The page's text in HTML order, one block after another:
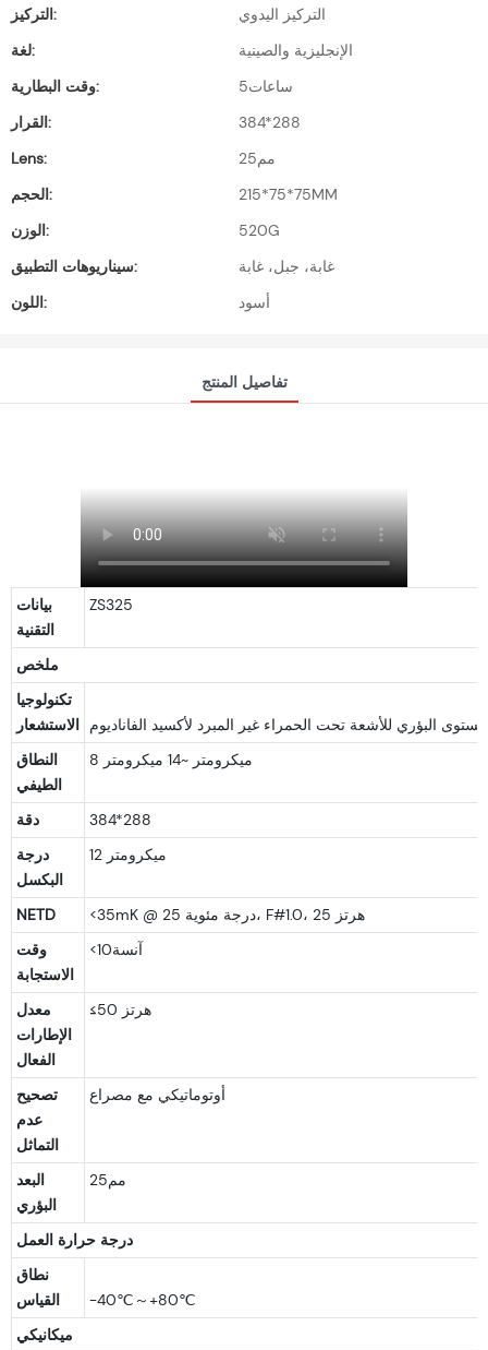
التركيز:
التركيز اليدوي
لغة:
الإنجليزية والصينية
وقت البطارية:
ساعات5
القرار:
384*288
Lens:
مم25
الحجم:
215*75*75MM
الوزن:
520G
سيناريوهات التطبيق:
غابة، جبل، غابة
اللون:
أسود
تفاصيل المنتج
بيانات
التقنية
ZS325
ملخص
تكنولوجيا
الاستشعار
النطاق
الطيفي
8 ميكرومتر ~14 ميكرومتر
دقة
384*288
درجة
البكسل
12 ميكرومتر
NETD
<35mK @ 25 درجة مئوية، F#1.0، 25 هرتز
وقت
الاستجابة
<آنسة10
معدل
الإطارات
الفعال
≤50 هرتز
تصحيح
عدم
التماثل
أوتوماتيكي مع مصراع
البعد
البؤري
مم25
درجة حرارة العمل
نطاق
القياس
ميكانيكي